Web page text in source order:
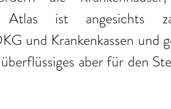
ist angesichts
und Krankenkassen und
aber für den